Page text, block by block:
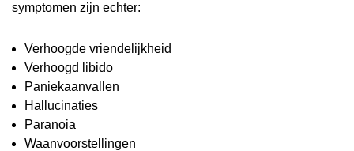
symptomen zijn echter:
Verhoogde vriendelijkheid
Verhoogd libido
Paniekaanvallen
Hallucinaties
Paranoia
Waanvoorstellingen